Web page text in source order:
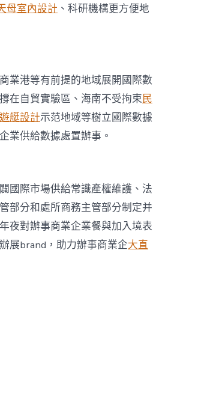
母室內設計 、科研機構更方便地
業港等有前提的地域展開國際數
在自貿實驗區、海南不受拘束民
遊艇設計示范地域等樹立國際數據
業供給數據處置辦事。
國際市場供給常識產權維護、法
部分和處所商務主管部分制定并
夜對辦事商業企業餐與加入境表
展brand，助力辦事商業企大直